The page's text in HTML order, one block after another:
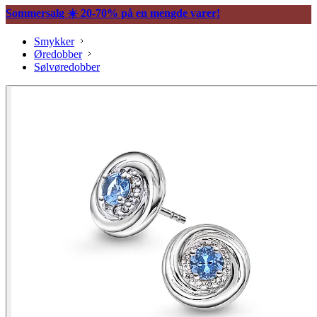
Sommersalg ☀️ 20-70% på en mengde varer!
Smykker
Øredobber
Sølvøredobber